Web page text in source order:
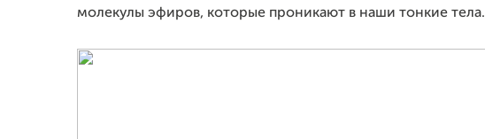
молекулы эфиров, которые проникают в наши тонкие тела.